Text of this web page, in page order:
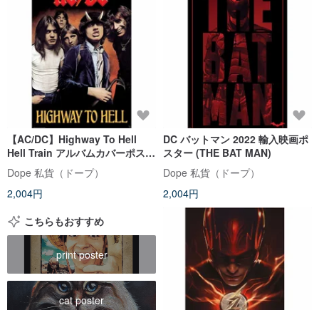
【AC/DC】Highway To Hell
Hell Train アルバムカバーポスタ
ー
Dope 私貨（ドープ）
2,004円
DC バットマン 2022 輸入映画ポ
スター (THE BAT MAN)
Dope 私貨（ドープ）
2,004円
こちらもおすすめ
print poster
cat poster